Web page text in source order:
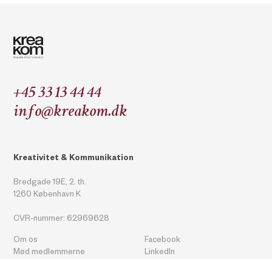
+45 33 13 44 44
info@kreakom.dk
Kreativitet & Kommunikation
Bredgade 19E, 2. th.
1260 København K
CVR-nummer: 62969628
Om os
Mød medlemmerne
Facebook
LinkedIn